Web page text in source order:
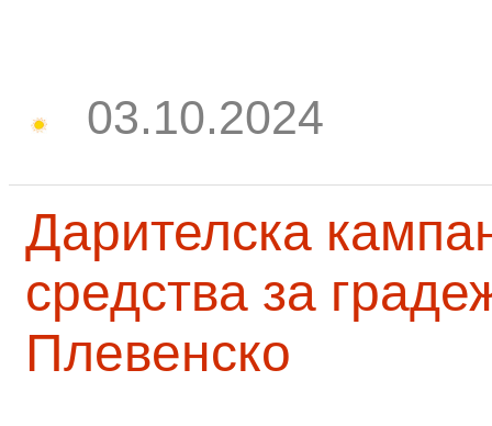
03.10.2024
Дарителска
средства за
Плевенско